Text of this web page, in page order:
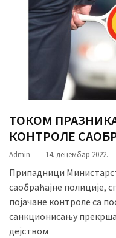
ТОКОМ
КОНТРОЛЕ
Admin 14. децембар 2022.
Припадници
саобраћајне полиције,
појачане контроле са
санкционисању
дејством